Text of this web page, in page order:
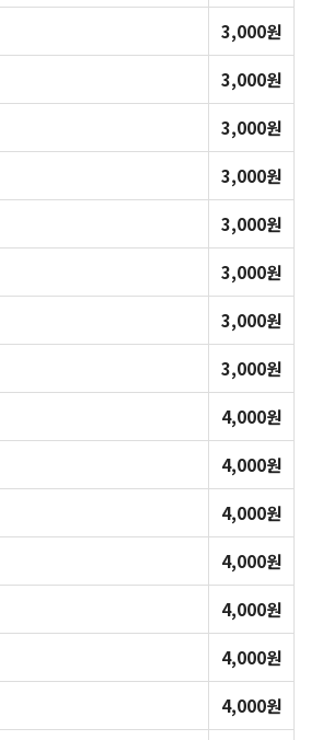
3,000원
3,000원
3,000원
3,000원
3,000원
3,000원
3,000원
3,000원
4,000원
4,000원
4,000원
4,000원
4,000원
4,000원
4,000원